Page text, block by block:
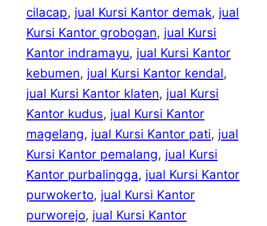
cilacap, jual Kursi Kantor demak, jual
Kursi Kantor grobogan, jual Kursi
Kantor indramayu, jual Kursi Kantor
kebumen, jual Kursi Kantor kendal
jual Kursi Kantor klaten, jual Kursi
Kantor kudus, jual Kursi Kantor
magelang, jual Kursi Kantor pati, jual
Kursi Kantor pemalang, jual Kursi
Kantor purbalingga, jual Kursi Kantor
purwokerto, jual Kursi Kantor
purworejo, jual Kursi Kantor